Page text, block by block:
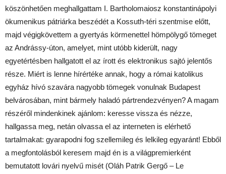
köszönhetően meghallgattam I. Bartholomaiosz konstantinápolyi
ökumenikus pátriárka beszédét a Kossuth-téri szentmise előtt,
majd végigkövettem a gyertyás körmenettel hömpölygő tömeget
az Andrássy-úton, amelyet, mint utóbb kiderült, nagy
egyetértésben hallgatott el az írott és elektronikus sajtó jelentős
része. Miért is lenne hírértéke annak, hogy a római katolikus
egyház hívó szavára nagyobb tömegek vonulnak Budapest
belvárosában, mint bármely haladó pártrendezvényen? A magam
részéről mindenkinek ajánlom: keresse vissza és nézze,
hallgassa meg, netán olvassa el az interneten is elérhető
tartalmakat: gyarapodni fog szellemileg és lelkileg egyaránt! Ebből
a megfontolásból keresem majd én is a világpremierként
bemutatott lovári nyelvű misét (Oláh Patrik Gergő – Le